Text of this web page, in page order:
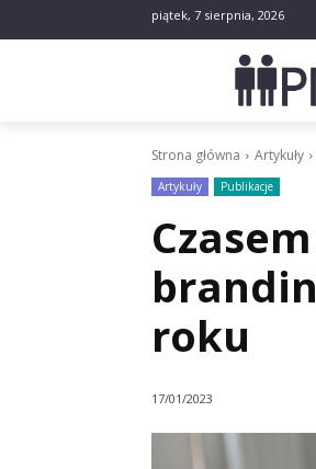
piątek, 7 sierpnia, 2026
Strona główna Artykuły
Artykuły Publikacje
roku
17/01/2023